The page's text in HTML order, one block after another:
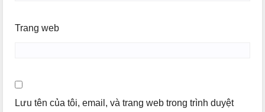
Trang web
Lưu tên của tôi, email, và trang web trong trình duyệt